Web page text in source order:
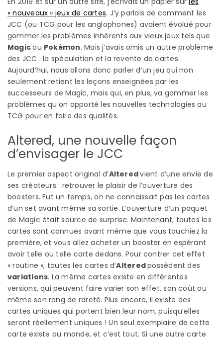
« nouveaux » jeux de cartes. J’y parlais de comment les
JCC (ou TCG pour les anglophones) avaient évolué pour
gommer les problèmes inhérents aux vieux jeux tels que
Magicou Pokémon. Mais j’avais omis un autre problème
des JCC : la spéculation et la revente de cartes.
Aujourd’hui, nous allons donc parler d’un jeu qui non
seulement retient les leçons enseignées par les
successeurs de Magic, mais qui, en plus, va gommer les
problèmes qu’on apporté les nouvelles technologies au
TCG pour en faire des qualités.
Altered, une nouvelle façon
d’envisager le JCC
Le premier aspect original d’Alteredvient d’une envie de
ses créateurs : retrouver le plaisir de l’ouverture des
boosters. Fut un temps, on ne connaissait pas les cartes
d’un set avant même sa sortie. L’ouverture d’un paquet
de Magic était source de surprise. Maintenant, toutes les
cartes sont connues avant même que vous touchiez la
première, et vous allez acheter un booster en espérant
avoir telle ou telle carte dedans. Pour contrer cet effet
« routine », toutes les cartes d’Alteredpossèdent des
variations. La même cartes existe en différentes
versions, qui peuvent faire varier son effet, son coût ou
même son rang de rareté. Plus encore, il existe des
cartes uniques qui portent bien leur nom, puisqu’elles
seront réellement uniques ! Un seul exemplaire de cette
carte existe au monde, et c’est tout. Si une autre carte